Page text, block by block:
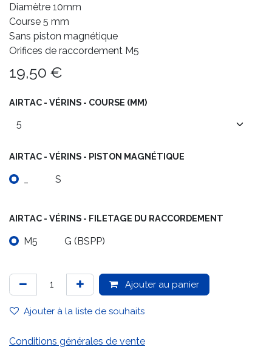
Diamètre 10mm
Course 5 mm
Sans piston magnétique
Orifices de raccordement M5
19,50 €
AIRTAC - VÉRINS - COURSE (MM)
AIRTAC - VÉRINS - PISTON MAGNÉTIQUE
S
AIRTAC - VÉRINS - FILETAGE DU RACCORDEMENT
M5 G (BSPP)
Ajouter au panier
Ajouter à la liste de souhaits
Conditions générales de vente